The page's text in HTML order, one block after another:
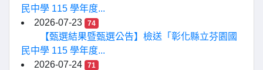
民中學 115 學年度...
2026-07-23
74
【甄選結果暨甄選公告】檢送「彰化縣立芬園國
民中學 115 學年度...
2026-07-24
71